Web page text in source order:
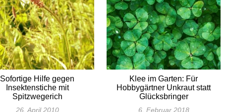
Sofortige Hilfe gegen
Insektenstiche mit
Spitzwegerich
26. April 2010
Klee im Garten: Für
Hobbygärtner Unkraut statt
Glücksbringer
6. Februar 2018